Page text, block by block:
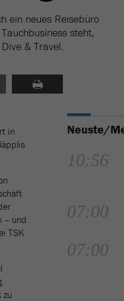
ein neues Reisebüro
steht,
& Travel.
in
– und
TSK
zu
Neuste/
10:56
07:00
07:00